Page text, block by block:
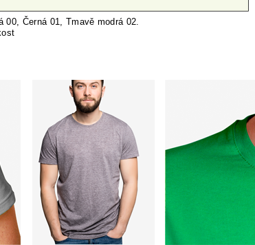
Černá 01, Tmavě modrá 02.